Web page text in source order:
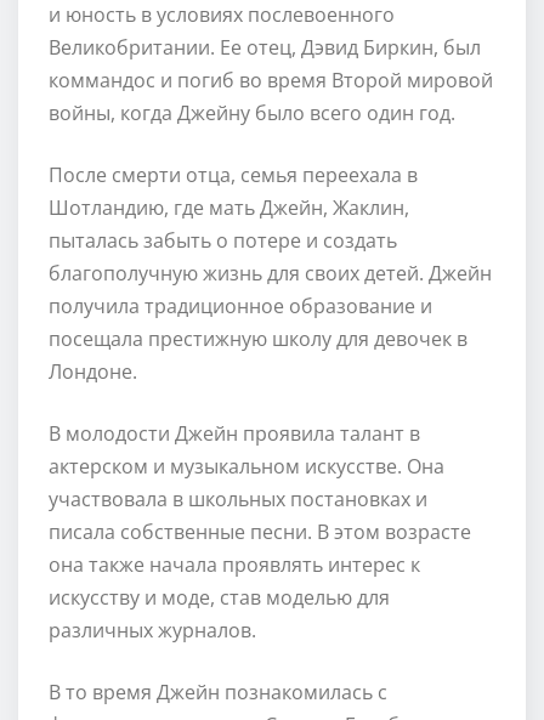
и юность в условиях послевоенного
Великобритании. Ее отец, Дэвид Биркин, был
коммандос и погиб во время Второй мировой
войны, когда Джейну было всего один год.
После смерти отца, семья переехала в
Шотландию, где мать Джейн, Жаклин,
пыталась забыть о потере и создать
благополучную жизнь для своих детей. Джейн
получила традиционное образование и
посещала престижную школу для девочек в
Лондоне.
В молодости Джейн проявила талант в
актерском и музыкальном искусстве. Она
участвовала в школьных постановках и
писала собственные песни. В этом возрасте
она также начала проявлять интерес к
искусству и моде, став моделью для
различных журналов.
В то время Джейн познакомилась с